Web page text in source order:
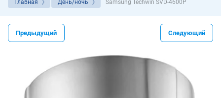
Главная День/ночь Samsung Techwin SVD-4600P
Предыдущий Следующий